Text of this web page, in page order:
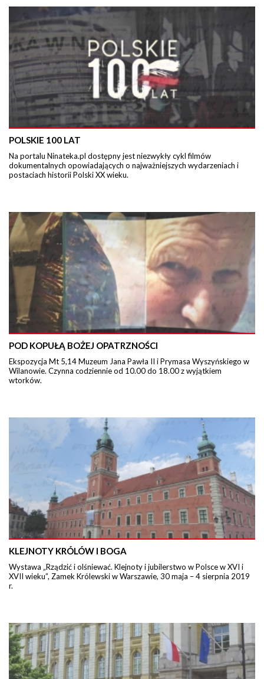
POLSKIE 100 LAT
Na portalu Ninateka.pl dostępny jest niezwykły cykl filmów
dokumentalnych opowiadających o najważniejszych wydarzeniach i
postaciach historii Polski XX wieku.
POD KOPUŁĄ BOŻEJ OPATRZNOŚCI
Ekspozycja Mt 5,14 Muzeum Jana Pawła II i Prymasa Wyszyńskiego w
Wilanowie. Czynna codziennie od 10.00 do 18.00 z wyjątkiem
wtorków.
KLEJNOTY KRÓLÓW I BOGA
Wystawa „Rządzić i olśniewać. Klejnoty i jubilerstwo w Polsce w XVI i
XVII wieku”, Zamek Królewski w Warszawie, 30 maja – 4 sierpnia 2019
r.